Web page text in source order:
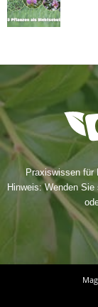
Praxiswissen für
Hinweis: Wenden